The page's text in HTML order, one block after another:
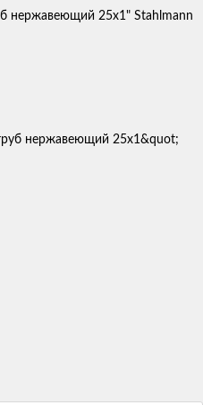
нержавеющий 25x1" Stahlmann